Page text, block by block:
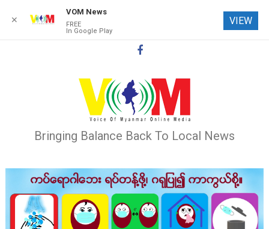
Bringing Balance Back To Local News
✕
VOM News
FREE
In Google Play
VIEW